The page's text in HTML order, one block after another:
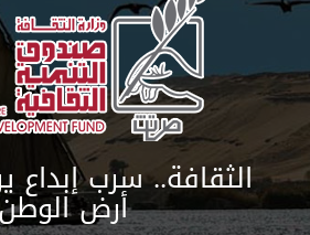
الثقافة.. سرب
أرض